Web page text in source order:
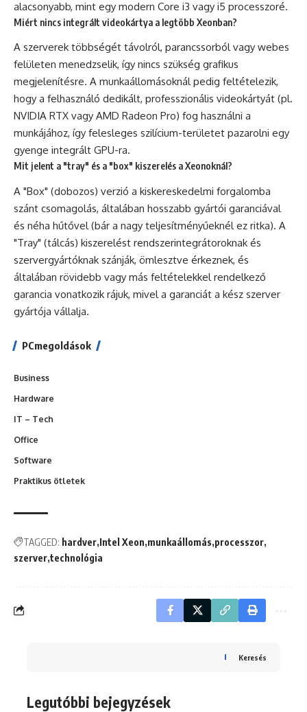
alacsonyabb, mint egy modern Core i3 vagy i5 processzoré.
Miért nincs integrált videokártya a legtöbb Xeonban?
A szerverek többségét távolról, parancssorból vagy webes
felületen menedzselik, így nincs szükség grafikus
megjelenítésre. A munkaállomásoknál pedig feltételezik,
hogy a felhasználó dedikált, professzionális videokártyát (pl.
NVIDIA RTX vagy AMD Radeon Pro) fog használni a
munkájához, így felesleges szilícium-területet pazarolni egy
gyenge integrált GPU-ra.
Mit jelent a "tray" és a "box" kiszerelés a Xeonoknál?
A "Box" (dobozos) verzió a kiskereskedelmi forgalomba
szánt csomagolás, általában hosszabb gyártói garanciával
és néha hűtővel (bár a nagy teljesítményűeknél ez ritka). A
"Tray" (tálcás) kiszerelést rendszerintegrátoroknak és
szervergyártóknak szánják, ömlesztve érkeznek, és
általában rövidebb vagy más feltételekkel rendelkező
garancia vonatkozik rájuk, mivel a garanciát a kész szerver
gyártója vállalja.
PCmegoldások
Business
Hardware
IT – Tech
Office
Software
Praktikus ötletek
TAGGED: hardver Intel Xeon munkaállomás processzor
szerver technológia
Keresés
Legutóbbi bejegyzések